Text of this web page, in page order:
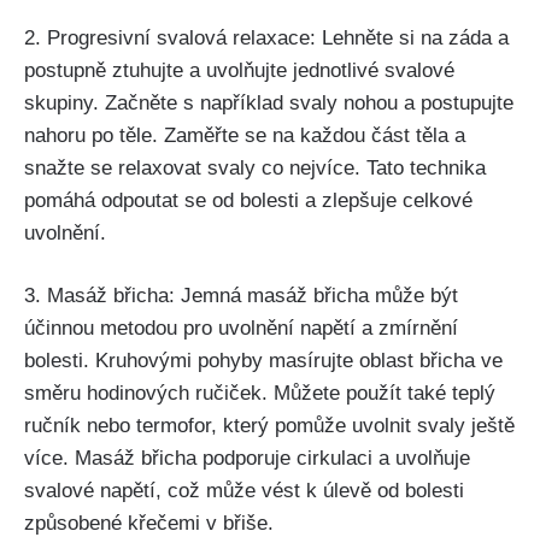
2. ⁢Progresivní svalová relaxace: Lehněte si na záda a
postupně ztuhujte⁤ a uvolňujte jednotlivé svalové
skupiny. Začněte s například svaly nohou a postupujte
nahoru po těle. Zaměřte se na každou část těla a
snažte se relaxovat svaly⁢ co nejvíce. Tato technika
pomáhá odpoutat se ⁤od bolesti a zlepšuje celkové
uvolnění.
3. Masáž břicha: Jemná masáž břicha může být
účinnou metodou pro uvolnění napětí a‌ zmírnění
bolesti. ​Kruhovými pohyby masírujte oblast břicha ve
‌směru ⁣hodinových ručiček. Můžete použít také teplý
ručník nebo termofor, ⁢který pomůže ‍uvolnit svaly ještě
více. Masáž břicha podporuje cirkulaci a uvolňuje
svalové napětí, což může vést⁤ k úlevě od⁣ bolesti
způsobené⁣ křečemi⁤ v břiše.